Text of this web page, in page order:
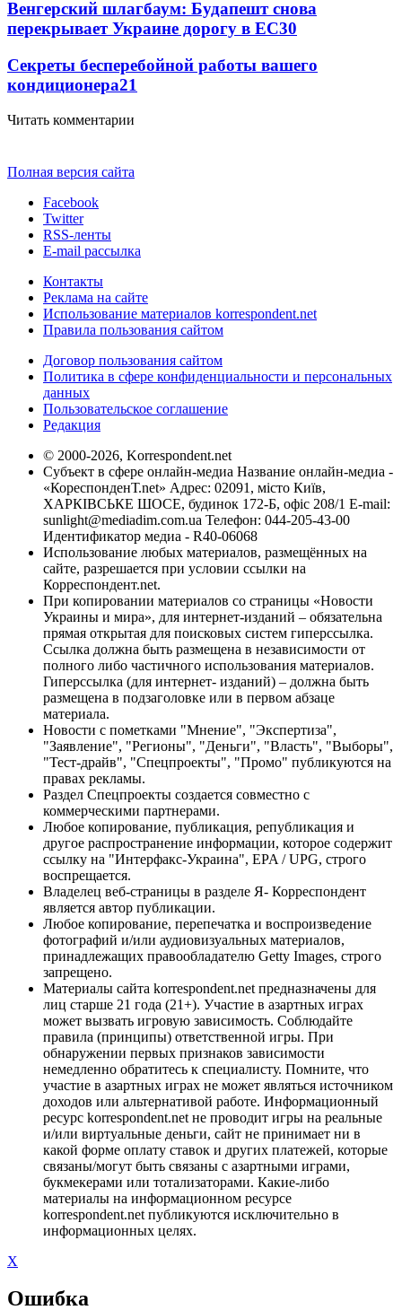
Венгерский шлагбаум: Будапешт снова
перекрывает Украине дорогу в ЕС30
Секреты бесперебойной работы вашего
кондиционера21
Читать комментарии
Полная версия сайта
Facebook
Twitter
RSS-ленты
E-mail рассылка
Контакты
Реклама на сайте
Использование материалов korrespondent.net
Правила пользования сайтом
Договор пользования сайтом
Политика в сфере конфиденциальности и персональных
данных
Пользовательское соглашение
Редакция
© 2000-2026, Korrespondent.net
Субъект в сфере онлайн-медиа Название онлайн-медиа -
«КореспонденТ.net» Адрес: 02091, місто Київ,
ХАРКІВСЬКЕ ШОСЕ, будинок 172-Б, офіс 208/1 E-mail:
sunlight@mediadim.com.ua Телефон: 044-205-43-00
Идентификатор медиа - R40-06068
Использование любых материалов, размещённых на
сайте, разрешается при условии ссылки на
Корреспондент.net.
При копировании материалов со страницы «Новости
Украины и мира», для интернет-изданий – обязательна
прямая открытая для поисковых систем гиперссылка.
Ссылка должна быть размещена в независимости от
полного либо частичного использования материалов.
Гиперссылка (для интернет- изданий) – должна быть
размещена в подзаголовке или в первом абзаце
материала.
Новости с пометками "Мнение", "Экспертиза",
"Заявление", "Регионы", "Деньги", "Власть", "Выборы",
"Тест-драйв", "Спецпроекты", "Промо" публикуются на
правах рекламы.
Раздел Спецпроекты создается совместно с
коммерческими партнерами.
Любое копирование, публикация, републикация и
другое распространение информации, которое содержит
ссылку на "Интерфакс-Украина", EPA / UPG, строго
воспрещается.
Владелец веб-страницы в разделе Я- Корреспондент
является автор публикации.
Любое копирование, перепечатка и воспроизведение
фотографий и/или аудиовизуальных материалов,
принадлежащих правообладателю Getty Images, строго
запрещено.
Материалы сайта korrespondent.net предназначены для
лиц старше 21 года (21+). Участие в азартных играх
может вызвать игровую зависимость. Соблюдайте
правила (принципы) ответственной игры. При
обнаружении первых признаков зависимости
немедленно обратитесь к специалисту. Помните, что
участие в азартных играх не может являться источником
доходов или альтернативой работе. Информационный
ресурс korrespondent.net не проводит игры на реальные
и/или виртуальные деньги, сайт не принимает ни в
какой форме оплату ставок и других платежей, которые
связаны/могут быть связаны с азартными играми,
букмекерами или тотализаторами. Какие-либо
материалы на информационном ресурсе
korrespondent.net публикуются исключительно в
информационных целях.
X
Ошибка